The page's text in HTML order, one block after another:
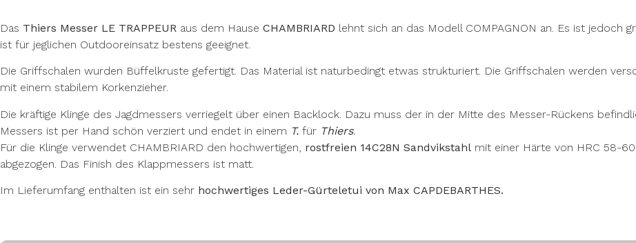
Das Thiers Messer LE TRAPPEUR aus dem Hause CHAMBRIARD lehnt sich an das Modell COMPAGNON an. Es ist jedoch
ist für jeglichen Outdooreinsatz bestens geeignet.
Die Griffschalen wurden Büffelkruste gefertigt. Das Material ist naturbedingt etwas strukturiert. Die Griffschalen werden
mit einem stabilem Korkenzieher.
Die kräftige Klinge des Jagdmessers verriegelt über einen Backlock. Dazu muss der in der Mitte des Messer-Rückens
Messers ist per Hand schön verziert und endet in einem T. für Thiers.
Für die Klinge verwendet CHAMBRIARD den hochwertigen, rostfreien 14C28N Sandvikstahl mit einer Härte von HRC 58-
abgezogen. Das Finish des Klappmessers ist matt.
Im Lieferumfang enthalten ist ein sehr hochwertiges Leder-Gürteletui von Max CAPDEBARTHES.